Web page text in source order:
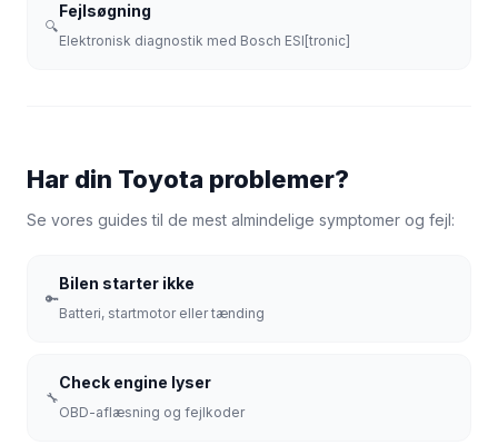
🔍
Fejlsøgning
Elektronisk diagnostik med Bosch ESI[tronic]
Har din Toyota problemer?
Se vores guides til de mest almindelige symptomer og fejl:
🔑
Bilen starter ikke
Batteri, startmotor eller tænding
🔧
Check engine lyser
OBD-aflæsning og fejlkoder